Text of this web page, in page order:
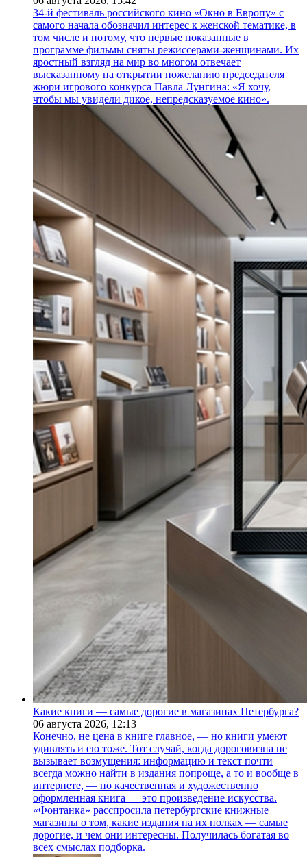
34-й фестиваль российского кино «Окно в Европу» с
самого начала обозначил интерес к женской тематике, в
том числе и потому, что первые показанные в
программе фильмы сняты режиссерами-женщинами. Их
яростный взгляд на мир во многом отвечает
высказанному на открытии пожеланию председателя
жюри игрового конкурса Павла Лунгина: «Я хочу,
чтобы мы увидели дикое, непредсказуемое кино».
Какие книги — самые дорогие в магазинах Петербурга?
06 августа 2026, 12:13
Конечно, не цена в книге главное, — но книги умеют
удивлять и ею тоже. Тот случай, когда дороговизна не
вызывает возмущения: информацию и текст почти
всегда можно найти в издания попроще, а то и вообще в
интернете, — но качественная и художественно
оформленная книга — это произведение искусства.
«Фонтанка» расспросила петербургские книжные
магазины о том, какие издания на их полках — самые
дорогие, и чем они интересны. Получилась богатая во
всех смыслах подборка.